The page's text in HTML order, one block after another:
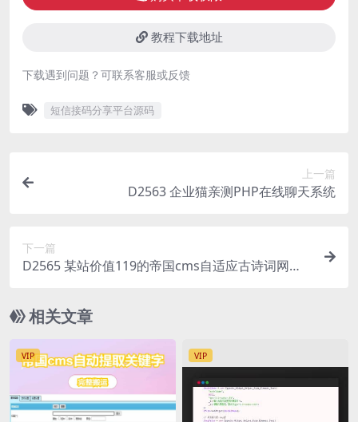
教程下载地址
下载遇到问题？可联系客服或反馈
短信接码分享平台源码
上一篇
D2563 企业猫亲测PHP在线聊天系统
下一篇
D2565 某站价值119的帝国cms自适应古诗词网古
站源码带后台
相关文章
VIP VIP